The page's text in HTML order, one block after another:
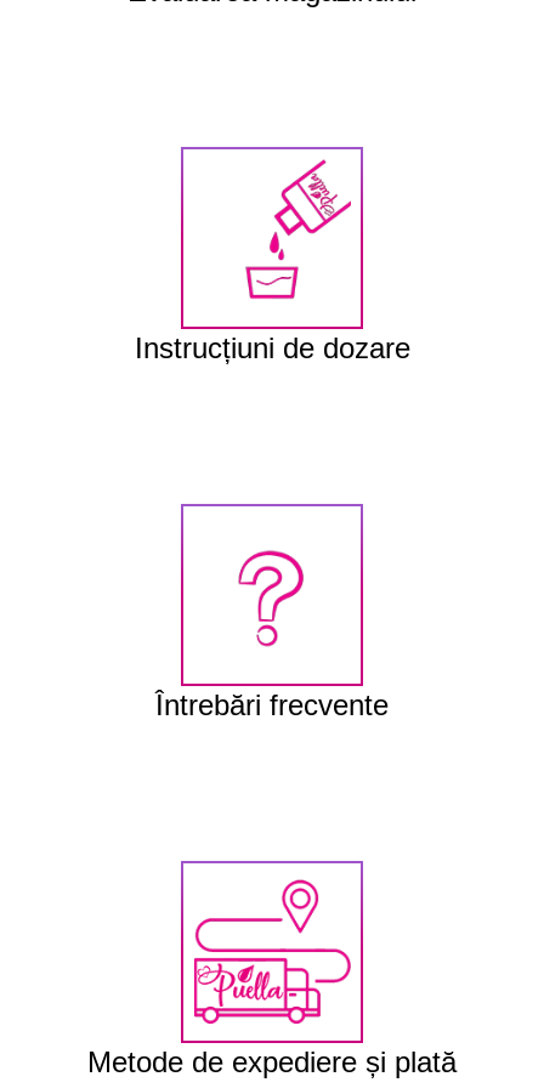
Instrucțiuni de dozare
Întrebări frecvente
Metode de expediere și plată